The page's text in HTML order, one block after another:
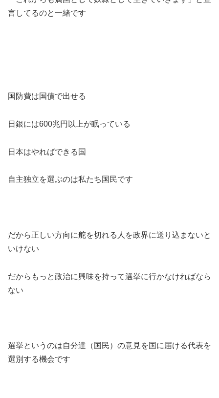
言してるのと一緒です
国防費は国債で出せる
日銀には600兆円以上が眠っている
日本はやればできる国
自主独立を選ぶのは私たち国民です
だから正しい方向に舵を切れる人を政界に送り込まないと
いけない
だからもっと政治に興味を持って選挙に行かなければなら
ない
選挙というのは自分達（国民）の意見を国に届ける代表を
選別する機会です